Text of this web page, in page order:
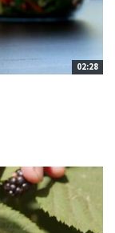
02:28